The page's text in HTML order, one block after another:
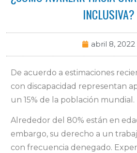
INCLUSIVA?
abril 8, 2022
De acuerdo a estimaciones
con discapacidad representan
un 15% de la población mundial.
Alrededor del 80% están en
embargo, su derecho a un
con frecuencia denegado.